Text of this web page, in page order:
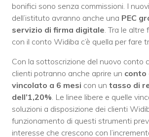
bonifici sono senza commissioni. I
dell’istituto avranno anche una PEC
servizio di firma digitale . Tra le
con il conto Widiba c’è quella per fare
Con la sottoscrizione del nuovo conto
clienti potranno anche aprire un conto
vincolato a 6 mesi con un tasso di
dell’1,20% . Le linee libere e quelle
soluzioni a disposizione dei clienti
funzionamento di questi strumenti
interesse che crescono con